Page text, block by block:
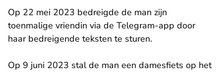
Op 22 mei 2023 bedreigde de man zijn
toenmalige vriendin via de Telegram-app door
haar bedreigende teksten te sturen.
Op 9 juni 2023 stal de man een damesfiets op het